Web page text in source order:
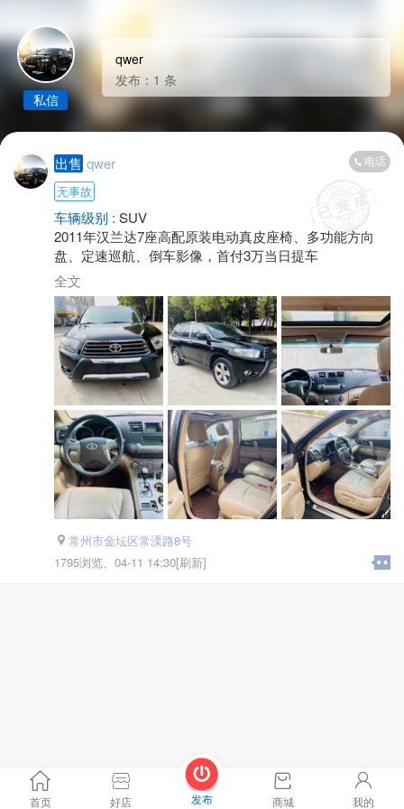
私信
qwer
发布：1 条
出售 qwer 电话
无事故
车辆级别 : SUV
2011年汉兰达7座高配原装电动真皮座椅、多功能方向
盘、定速巡航、倒车影像，首付3万当日提车
全文
常州市金坛区常溧路8号
1795浏览、 04-11 14:30[刷新]
首页 好店 发布 商城 我的